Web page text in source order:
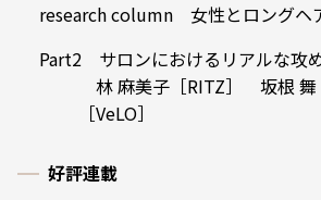
research column 女性とロングヘ
Part2 サロンにおけるリアルな攻
林 麻美子［RITZ］ 坂根
［VeLO］
好評連載